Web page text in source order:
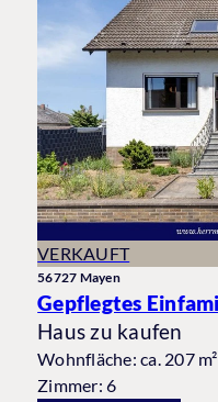
VERKAUFT
56727 Mayen
Haus zu kaufen
Wohnfläche: ca. 207 m²
Zimmer: 6